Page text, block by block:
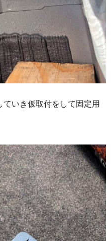
いき仮取付をして固定用